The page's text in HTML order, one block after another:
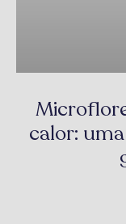
calor: